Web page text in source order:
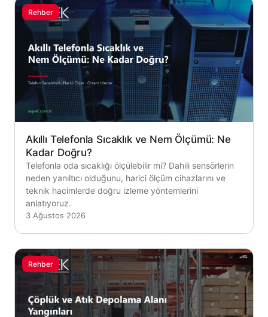
Rehber
Akıllı Telefonla Sıcaklık ve Nem Ölçümü: Ne
Kadar Doğru?
Telefonla oda sıcaklığı ölçülebilir mi? Dahili sensörlerin
neden yanıltıcı olduğunu, harici ölçüm cihazlarını ve
teknik hacimlerde doğru izleme yöntemlerini
anlatıyoruz.
3 Ağustos 2026
Rehber